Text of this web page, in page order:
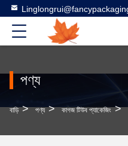
পণ্য
বাড়ি > পণ্য > কাগজ টিউব প্যাকেজিং >